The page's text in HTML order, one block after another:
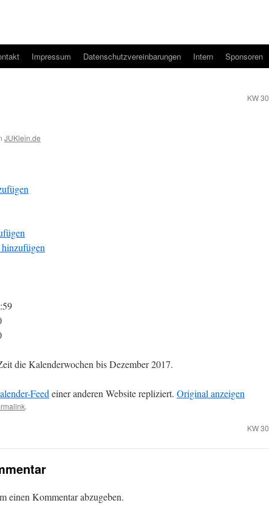
Impressum Datenschutzvereinbarungen Intern Sponsoren
KW 30
JUKlein.de
die Kalenderwochen bis Dezember 2017.
Feed einer anderen Website repliziert. Original anzeigen
.
KW 30
einen Kommentar abzugeben.